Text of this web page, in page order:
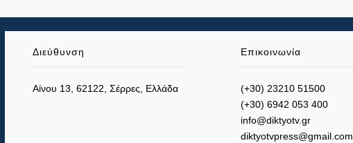
Διεύθυνση
Αίνου 13, 62122, Σέρρες, Ελλάδα
Επικοινωνία
(+30) 23210 51500
(+30) 6942 053 400
info@diktyotv.gr
diktyotvpress@gmail.com